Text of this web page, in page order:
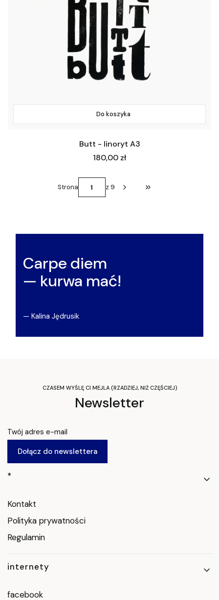
Do koszyka
Butt - linoryt A3
Cena
180,00 zł
Strona z 9 Przejdź do ostatniej
Carpe diem
— kurwa mać!
— Kalina Jędrusik
CZASEM WYŚLĘ CI MEJLA (RZADZIEJ, NIŻ CZĘŚCIEJ)
Newsletter
Twój adres e-mail
Dołącz do newslettera
Linki w stopce
*
Kontakt
Polityka prywatności
Regulamin
internety
facebook